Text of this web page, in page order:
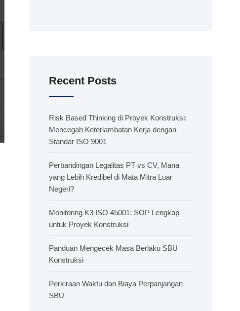
Recent Posts
Risk Based Thinking di Proyek Konstruksi:
Mencegah Keterlambatan Kerja dengan
Standar ISO 9001
Perbandingan Legalitas PT vs CV, Mana
yang Lebih Kredibel di Mata Mitra Luar
Negeri?
Monitoring K3 ISO 45001: SOP Lengkap
untuk Proyek Konstruksi
Panduan Mengecek Masa Berlaku SBU
Konstruksi
Perkiraan Waktu dan Biaya Perpanjangan
SBU